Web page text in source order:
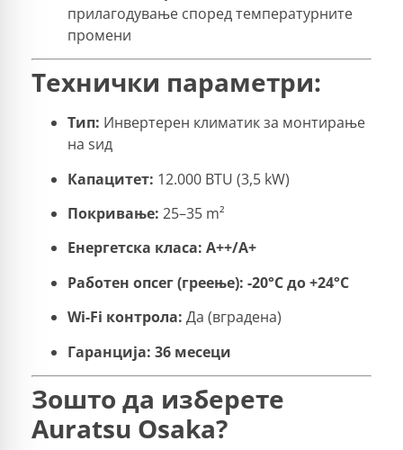
прилагодување според температурните
промени
Технички параметри:
Тип: Инвертерен климатик за монтирање
на ѕид
Капацитет: 12.000 BTU (3,5 kW)
Покривање: 25–35 m²
Енергетска класа: A++/A+
Работен опсег (греење): -20°C до +24°C
Wi-Fi контрола: Да (вградена)
Гаранција: 36 месеци
Зошто да изберете
Auratsu Osaka?